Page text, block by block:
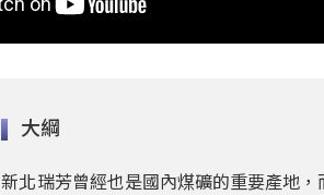
大綱
新北瑞芳曾經也是國內煤礦的重要產地